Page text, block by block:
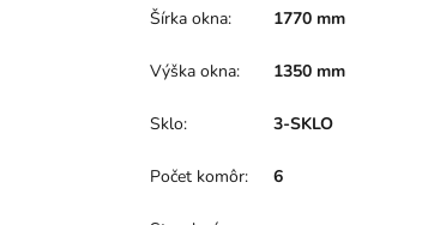
Šírka okna: 1770 mm
Výška okna: 1350 mm
Sklo: 3-SKLO
Počet komôr: 6